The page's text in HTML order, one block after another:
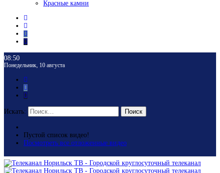
Красные камни
08:50
Понедельник, 10 августа
Искать: Поиск
Пустой список видео!
Посмотреть все отложенные видео